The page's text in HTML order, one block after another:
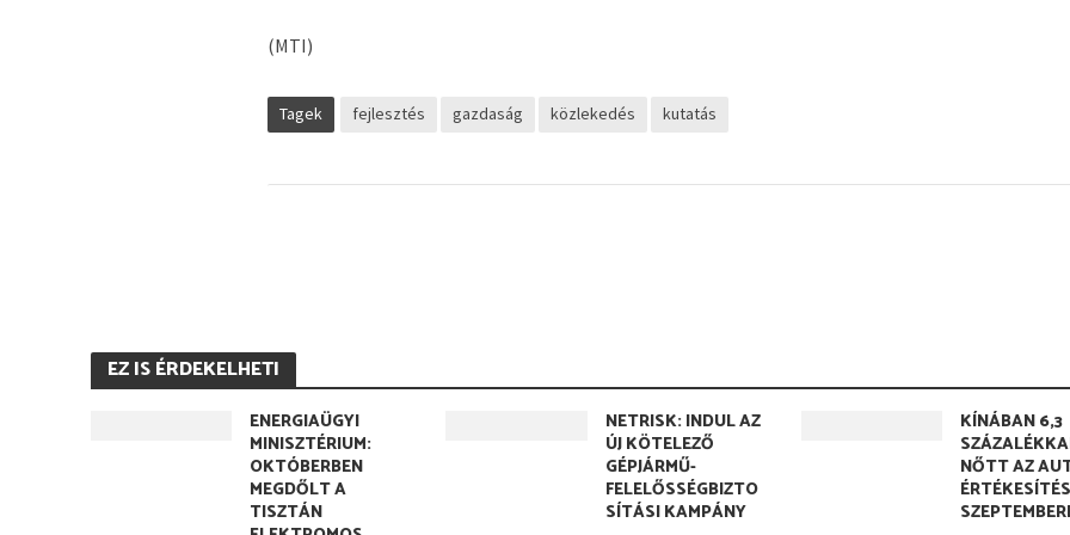
(MTI)
Tagek fejlesztés gazdaság közlekedés kutatás
EZ IS ÉRDEKELHETI
ENERGIAÜGYI
MINISZTÉRIUM:
OKTÓBERBEN
MEGDŐLT A
TISZTÁN
NETRISK: INDUL AZ
ÚJ KÖTELEZŐ
GÉPJÁRMŰ-
FELELŐSSÉGBIZTO
SÍTÁSI KAMPÁNY
KÍNÁBAN 6,3
NŐTT AZ